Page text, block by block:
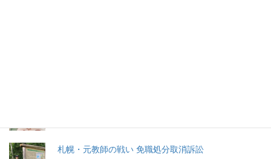
札幌・元教師の戦い 免職処分取消訴訟